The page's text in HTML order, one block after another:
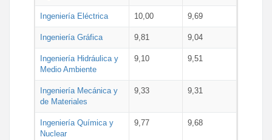
Ingeniería Eléctrica 10,00 9,69
Ingeniería Gráfica 9,81 9,04
Ingeniería Hidráulica y
Medio Ambiente
9,10 9,51
Ingeniería Mecánica y
de Materiales
9,33 9,31
Ingeniería Química y
Nuclear
9,77 9,68